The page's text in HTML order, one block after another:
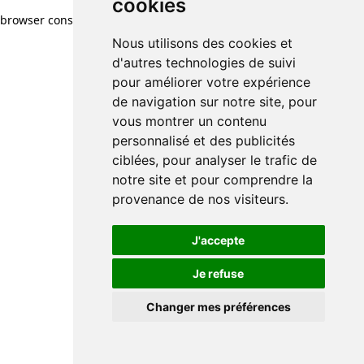
cookies
Nous utilisons des cookies et
d'autres technologies de suivi
pour améliorer votre expérience
de navigation sur notre site, pour
vous montrer un contenu
personnalisé et des publicités
ciblées, pour analyser le trafic de
notre site et pour comprendre la
provenance de nos visiteurs.
J'accepte
Je refuse
Changer mes préférences
browser console for more information)